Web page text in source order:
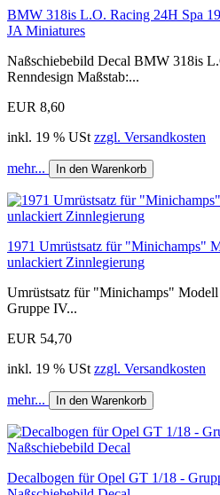
BMW 318is L.O. Racing 24H Spa
JA Miniatures
Naßschiebebild Decal BMW 318is
Renndesign Maßstab:...
EUR 8,60
inkl. 19 % USt zzgl. Versandkosten
mehr... In den Warenkorb
1971 Umrüstsatz für "Minichamps"
unlackiert Zinnlegierung
Umrüstsatz für "Minichamps"
Gruppe IV...
EUR 54,70
inkl. 19 % USt zzgl. Versandkosten
mehr... In den Warenkorb
Decalbogen für Opel GT 1/18 -